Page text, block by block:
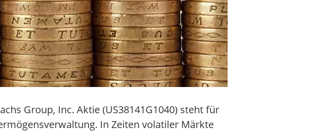
Group, Inc. Aktie (US38141G1040) steht für
In Zeiten volatiler Märkte